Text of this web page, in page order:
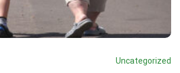
Uncategorized